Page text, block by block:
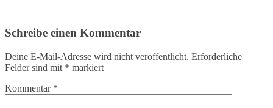
Schreibe einen Kommentar
Deine E-Mail-Adresse wird nicht veröffentlicht. Erforderliche
Felder sind mit * markiert
Kommentar *